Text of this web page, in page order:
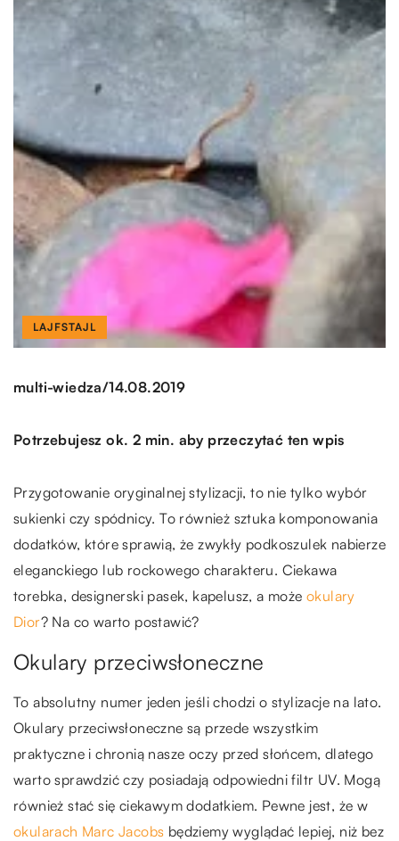
LAJFSTAJL
multi-wiedza/14.08.2019
Potrzebujesz ok. 2 min. aby przeczytać ten wpis
Przygotowanie oryginalnej stylizacji, to nie tylko wybór
sukienki czy spódnicy. To również sztuka komponowania
dodatków, które sprawią, że zwykły podkoszulek nabierze
eleganckiego lub rockowego charakteru. Ciekawa
torebka, designerski pasek, kapelusz, a może okulary
Dior? Na co warto postawić?
Okulary przeciwsłoneczne
To absolutny numer jeden jeśli chodzi o stylizacje na lato.
Okulary przeciwsłoneczne są przede wszystkim
praktyczne i chronią nasze oczy przed słońcem, dlatego
warto sprawdzić czy posiadają odpowiedni filtr UV. Mogą
również stać się ciekawym dodatkiem. Pewne jest, że w
okularach Marc Jacobs będziemy wyglądać lepiej, niż bez